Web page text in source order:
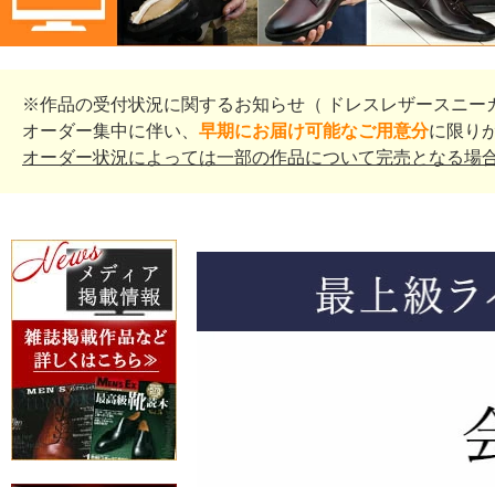
※作品の受付状況に関するお知らせ（ ドレスレザースニー
オーダー集中に伴い、 早期にお届け可能なご用意分に限り
オーダー状況によっては一部の作品について完売となる場